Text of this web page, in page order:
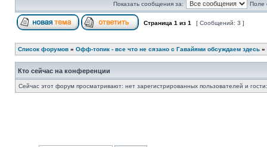
Показать сообщения за: Поле
Страница 1 из 1 [ Сообщений: 3 ]
Список форумов » Офф-топик - все что не сязано с Гавайями обсуждаем здесь »
Кто сейчас на конференции
Сейчас этот форум просматривают: нет зарегистрированных пользователей и